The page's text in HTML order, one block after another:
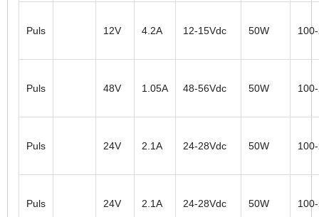
Puls 12V 4.2A 12-15Vdc 50W
Puls 48V 1.05A 48-56Vdc 50W
Puls 24V 2.1A 24-28Vdc 50W
Puls 24V 2.1A 24-28Vdc 50W